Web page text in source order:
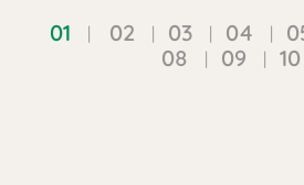
01 02 03 04
08
09 10